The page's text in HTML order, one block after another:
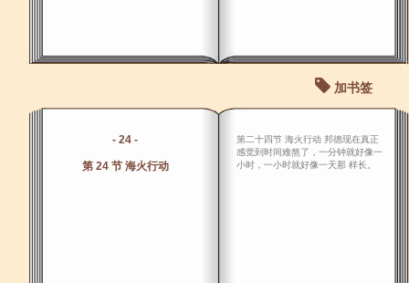
加书签
- 24 -
第 24 节 海火行动
第二十四节 海火行动 邦德现在真正
感觉到时间难熬了，一分钟就好像一
小时，一小时就好像一天那 样长。